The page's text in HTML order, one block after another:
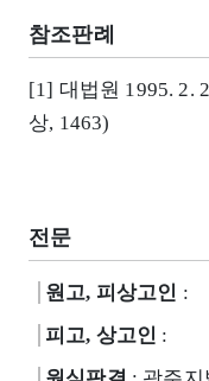
참조판례
[1] 대법원 1995. 2.
상, 1463)
전문
원고, 피상고인 :
피고, 상고인 :